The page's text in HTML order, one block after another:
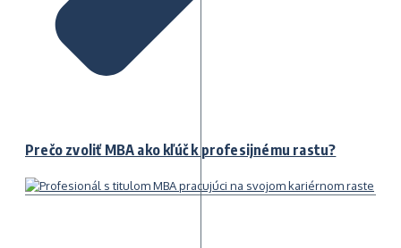
Prečo zvoliť MBA ako kľúč k profesijnému rastu?